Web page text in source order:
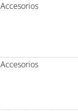
Accesorios
Accesorios